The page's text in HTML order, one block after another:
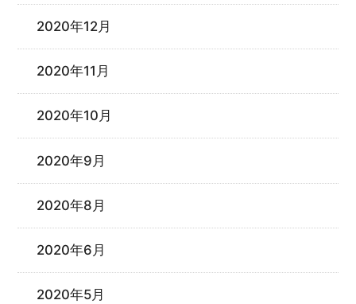
2020年12月
2020年11月
2020年10月
2020年9月
2020年8月
2020年6月
2020年5月